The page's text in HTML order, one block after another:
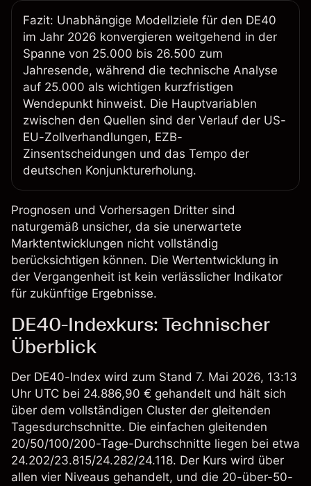
Fazit: Unabhängige Modellziele für den DE40
im Jahr 2026 konvergieren weitgehend in der
Spanne von 25.000 bis 26.500 zum
Jahresende, während die technische Analyse
auf 25.000 als wichtigen kurzfristigen
Wendepunkt hinweist. Die Hauptvariablen
zwischen den Quellen sind der Verlauf der US-
EU-Zollverhandlungen, EZB-
Zinsentscheidungen und das Tempo der
deutschen Konjunkturerholung.
Prognosen und Vorhersagen Dritter sind
naturgemäß unsicher, da sie unerwartete
Marktentwicklungen nicht vollständig
berücksichtigen können. Die Wertentwicklung in
der Vergangenheit ist kein verlässlicher Indikator
für zukünftige Ergebnisse.
DE40-Indexkurs: Technischer
Überblick
Der DE40-Index wird zum Stand 7. Mai 2026, 13:13
Uhr UTC bei 24.886,90 € gehandelt und hält sich
über dem vollständigen Cluster der gleitenden
Tagesdurchschnitte. Die einfachen gleitenden
20/50/100/200-Tage-Durchschnitte liegen bei etwa
24.202/23.815/24.282/24.118. Der Kurs wird über
allen vier Niveaus gehandelt, und die 20-über-50-